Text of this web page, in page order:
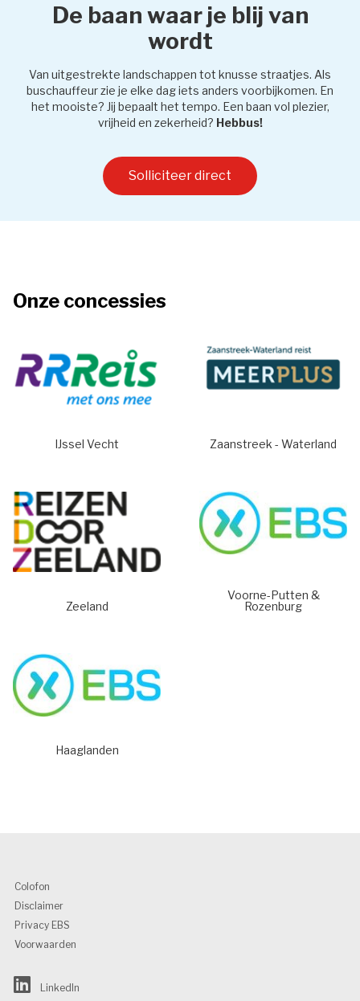
De baan waar je blij van
wordt
Van uitgestrekte landschappen tot knusse straatjes. Als
buschauffeur zie je elke dag iets anders voorbijkomen. En
het mooiste? Jij bepaalt het tempo. Een baan vol plezier,
vrijheid en zekerheid? Hebbus!
Solliciteer direct
Onze concessies
IJssel Vecht Zaanstreek - Waterland
Zeeland
Voorne-Putten &
Rozenburg
Haaglanden
Colofon
Disclaimer
Privacy EBS
Voorwaarden
LinkedIn